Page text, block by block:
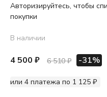
Авторизируйтесь, чтобы
покупки
В наличии
4 500 ₽ 6 510 ₽ -31%
или 4 платежа по 1 125 ₽